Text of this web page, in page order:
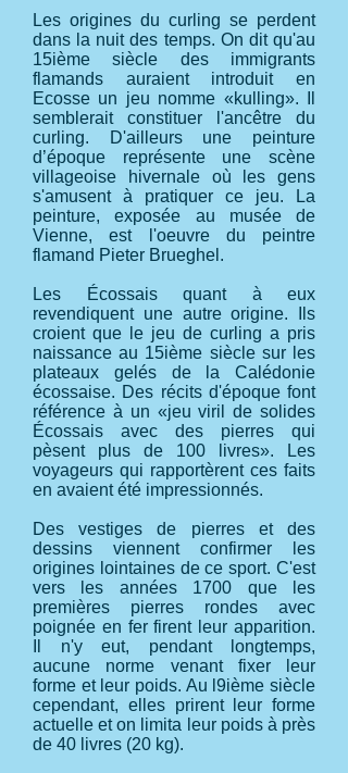
Les origines du curling se perdent
dans la nuit des temps. On dit qu'au
15ième siècle des immigrants
flamands auraient introduit en
Ecosse un jeu nomme «kulling». Il
semblerait constituer l'ancêtre du
curling. D'ailleurs une peinture
d’époque représente une scène
villageoise hivernale où les gens
s'amusent à pratiquer ce jeu. La
peinture, exposée au musée de
Vienne, est l'oeuvre du peintre
flamand Pieter Brueghel.
Les Écossais quant à eux
revendiquent une autre origine. Ils
croient que le jeu de curling a pris
naissance au 15ième siècle sur les
plateaux gelés de la Calédonie
écossaise. Des récits d'époque font
référence à un «jeu viril de solides
Écossais avec des pierres qui
pèsent plus de 100 livres». Les
voyageurs qui rapportèrent ces faits
en avaient été impressionnés.
Des vestiges de pierres et des
dessins viennent confirmer les
origines lointaines de ce sport. C'est
vers les années 1700 que les
premières pierres rondes avec
poignée en fer firent leur apparition.
Il n'y eut, pendant longtemps,
aucune norme venant fixer leur
forme et leur poids. Au l9ième siècle
cependant, elles prirent leur forme
actuelle et on limita leur poids à près
de 40 livres (20 kg).